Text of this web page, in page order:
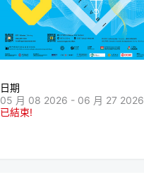
日期
05 月 08 2026 - 06 月 27 2026
已結束!